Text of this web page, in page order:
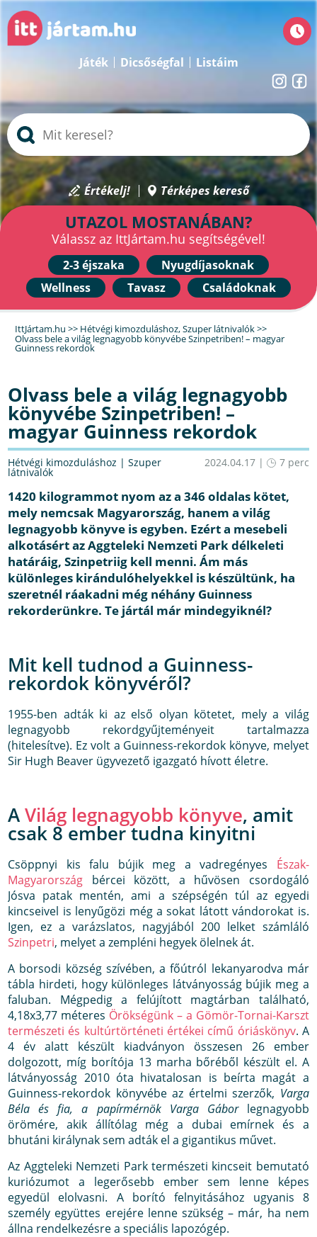
Játék Dicsőségfal Listáim
Értékelj! Térképes kereső
UTAZOL MOSTANÁBAN?
Válassz az IttJártam.hu segítségével!
2-3 éjszaka
Nyugdíjasoknak
Wellness
Tavasz Családoknak
IttJártam.hu >> Hétvégi kimozduláshoz,Szuper látnivalók>>
Olvass bele a világ legnagyobb könyvébe Szinpetriben! – magyar
Guinness rekordok
Olvass bele a világ legnagyobb
könyvébe Szinpetriben! –
magyar Guinness rekordok
Hétvégi kimozduláshoz |Szuper
látnivalók
2024.04.17 | 7 perc
1420 kilogrammot nyom az a 346 oldalas kötet,
mely nemcsak Magyarország, hanem a világ
legnagyobb könyve is egyben. Ezért a mesebeli
alkotásért az Aggteleki Nemzeti Park délkeleti
határáig, Szinpetriig kell menni. Ám más
különleges kirándulóhelyekkel is készültünk, ha
szeretnél ráakadni még néhány Guinness
rekorderünkre. Te jártál már mindegyiknél?
Mit kell tudnod a Guinness-
rekordok könyvéről?
1955-ben adták ki az első olyan kötetet, mely a világ
legnagyobb rekordgyűjteményeit tartalmazza
(hitelesítve). Ez volt a Guinness-rekordok könyve, melyet
Sir Hugh Beaver ügyvezető igazgató hívott életre.
AVilág legnagyobb könyve, amit
csak 8 ember tudna kinyitni
Csöppnyi kis falu bújik meg a vadregényes Észak-
Magyarország bércei között, a hűvösen csordogáló
Jósva patak mentén, ami a szépségén túl az egyedi
kincseivel is lenyűgözi még a sokat látott vándorokat is.
Igen, ez a varázslatos, nagyjából 200 lelket számláló
Szinpetri, melyet a zempléni hegyek ölelnek át.
A borsodi község szívében, a főútról lekanyarodva már
tábla hirdeti, hogy különleges látványosság bújik meg a
faluban. Mégpedig a felújított magtárban található,
4,18x3,77 méteres Örökségünk – a Gömör-Tornai-Karszt
természeti és kultúrtörténeti értékei című óriáskönyv. A
4 év alatt készült kiadványon összesen 26 ember
dolgozott, míg borítója 13 marha bőréből készült el. A
látványosság 2010 óta hivatalosan is beírta magát a
Guinness-rekordok könyvébe az értelmi szerzők, Varga
Béla és fia, a papírmérnök Varga Gáborlegnagyobb
örömére, akik állítólag még a dubai emírnek és a
bhutáni királynak sem adták el a gigantikus művet.
Az Aggteleki Nemzeti Park természeti kincseit bemutató
kuriózumot a legerősebb ember sem lenne képes
egyedül elolvasni. A borító felnyitásához ugyanis 8
személy együttes erejére lenne szükség – már, ha nem
állna rendelkezésre a speciális lapozógép.